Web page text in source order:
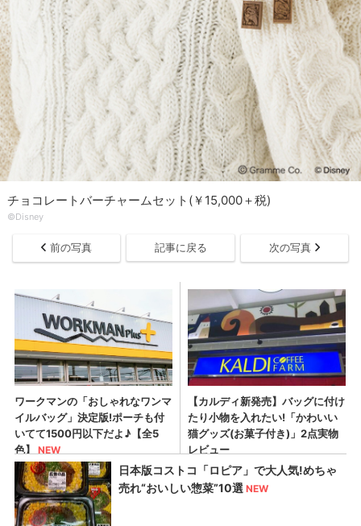
チョコレートバーチャームセット(￥15,000＋税)
©Disney
前の写真 記事に戻る 次の写真